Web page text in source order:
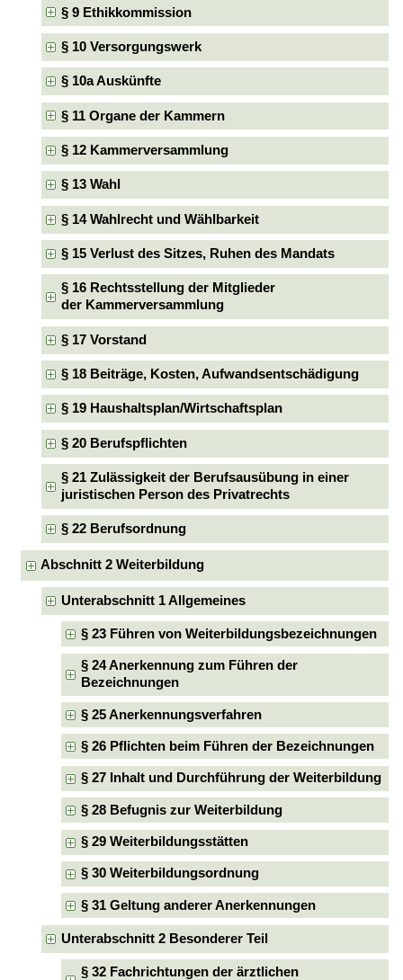
§ 9 Ethikkommission
§ 10 Versorgungswerk
§ 10a Auskünfte
§ 11 Organe der Kammern
§ 12 Kammerversammlung
§ 13 Wahl
§ 14 Wahlrecht und Wählbarkeit
§ 15 Verlust des Sitzes, Ruhen des Mandats
§ 16 Rechtsstellung der Mitglieder
der Kammerversammlung
§ 17 Vorstand
§ 18 Beiträge, Kosten, Aufwandsentschädigung
§ 19 Haushaltsplan/Wirtschaftsplan
§ 20 Berufspflichten
§ 21 Zulässigkeit der Berufsausübung in einer
juristischen Person des Privatrechts
§ 22 Berufsordnung
Abschnitt 2 Weiterbildung
Unterabschnitt 1 Allgemeines
§ 23 Führen von Weiterbildungsbezeichnungen
§ 24 Anerkennung zum Führen der
Bezeichnungen
§ 25 Anerkennungsverfahren
§ 26 Pflichten beim Führen der Bezeichnungen
§ 27 Inhalt und Durchführung der Weiterbildung
§ 28 Befugnis zur Weiterbildung
§ 29 Weiterbildungsstätten
§ 30 Weiterbildungsordnung
§ 31 Geltung anderer Anerkennungen
Unterabschnitt 2 Besonderer Teil
§ 32 Fachrichtungen der ärztlichen